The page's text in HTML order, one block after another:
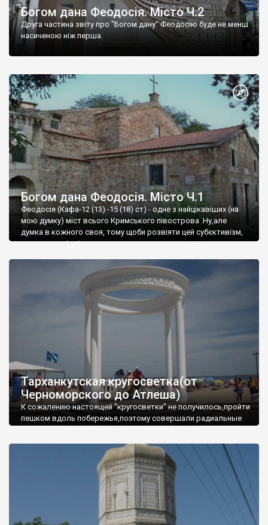
Богом дана Феодосія. Місто Ч.2
Друга частина звіту про "Богом дану" Феодосію буде не менш
насиченою ніж перша.
Богом дана Феодосія. Місто Ч.1
Феодосія (Кафа-12 (13) -15 (18) ст) - одне з найцікавіших (на
мою думку) міст всього Кримського півострова .Ну,але
думка в кожного своя, тому щоби розвіяти цей субєктивізм,
запрошую відвідати це
Тарханкутская кругосветка(от
Черноморского до Атлеша)
К сожалению настоящей "кругосветки" не получилось,пройти
пешком вдоль побережья,поэтому совершали радиальные